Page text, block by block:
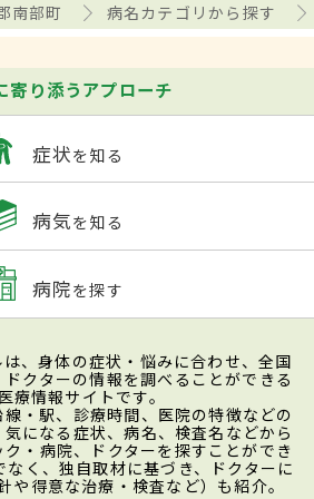
南部町 病名カテゴリから探す
寄り添うアプローチ
症状を知る
病気を知る
病院を探す
、身体の症状・悩みに合わせ、全国
クターの情報を調べることができる
療情報サイトです。
・駅、診療時間、医院の特徴などの
になる症状、病名、検査名などから
・病院、ドクターを探すことができ
なく、独自取材に基づき、ドクターに
や得意な治療・検査など）も紹介。